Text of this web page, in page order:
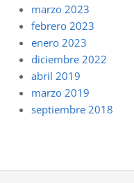
marzo 2023
febrero 2023
enero 2023
diciembre 2022
abril 2019
marzo 2019
septiembre 2018